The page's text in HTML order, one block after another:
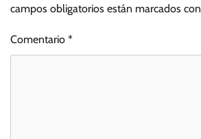
campos obligatorios están marcados con
Comentario *